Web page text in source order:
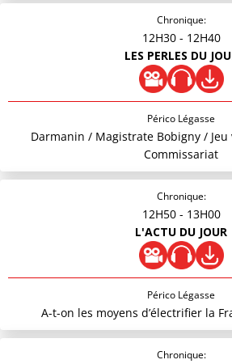
Chronique:
12H30 - 12H40
LES PERLES DU
Périco Légasse
Darmanin / Magistrate Bobigny / Jeu
Commissariat
Chronique:
12H50 - 13H00
L'ACTU DU JOUR
Périco Légasse
A-t-on les moyens d’électrifier la
Chronique: